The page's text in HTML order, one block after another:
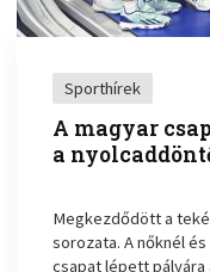
Sporthírek
A magyar
a
Megkezdődött a
sorozata. A nőknél
csapat lépett pályára